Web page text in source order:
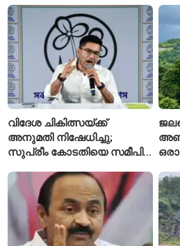
സ്കൂൾ വേറിട്ട മാതൃക
വിദേശ ചികിത്സയ്ക്ക്
അനുമതി നിഷേധിച്ചു;
സുപ്രീം കോടതിയെ സമീപിച്ച്